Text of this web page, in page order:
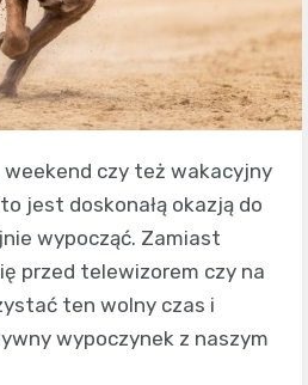
weekend czy też wakacyjny
jest doskonałą okazją do
wypocząć. Zamiast
przed telewizorem czy na
ten wolny czas i
wypoczynek z naszym